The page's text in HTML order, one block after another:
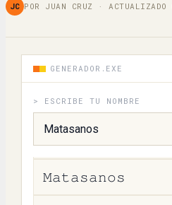
JC POR JUAN CRUZ ·
GENERADOR.EXE
> ESCRIBE TU NOMBRE
ꁒatasanos
ꂵatasanos
𝙼𝚊𝚝𝚊𝚜𝚊𝚗𝚘𝚜